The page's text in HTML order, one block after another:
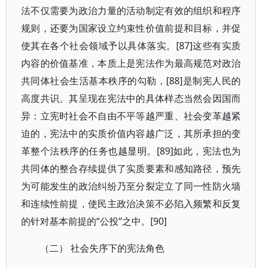
法不仅需要为政治力量的活动制定有效的组织和程序
规则，还要为国家设立约束性价值前提和目标，并促
使其在各个社会领域予以具体落实。[87]这些有实质
内容的价值基准，本质上是宪法作为最高规范对政治
共同体社会生活基本秩序的勾勒，[88]是制宪人民的
高度共识。其呈现在宪法中的具体样态当然会因国而
异：立宪时社会不自由不平等越严重、社会变革越紧
迫的，宪法中的实质价值内容越广泛，其所承担的变
革整个法秩序的任务也越显明。[89]如此，宪法也为
共同体的整合存续提供了实质要素和感知路径，预先
为可能发生的政治纠纷乃至分裂定立了同一性防火墙
和连续性前提，使民主政治决策不必陷入频繁和反复
的针对基本前提的“公投”之中。[90]
（二） 社会失序下的宪法角色